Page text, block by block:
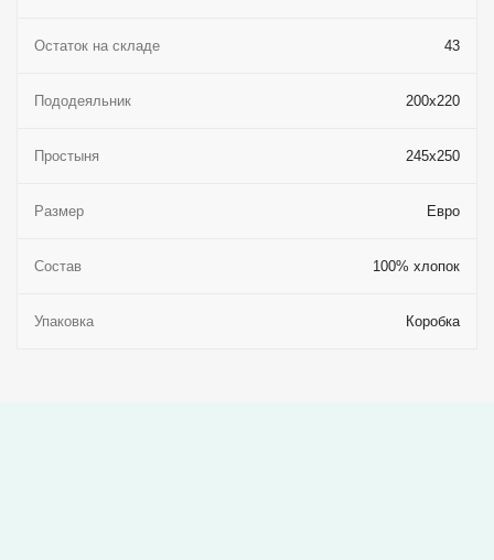
Остаток на складе 43
Пододеяльник 200x220
Простыня 245x250
Размер Евро
Состав 100% хлопок
Упаковка Коробка